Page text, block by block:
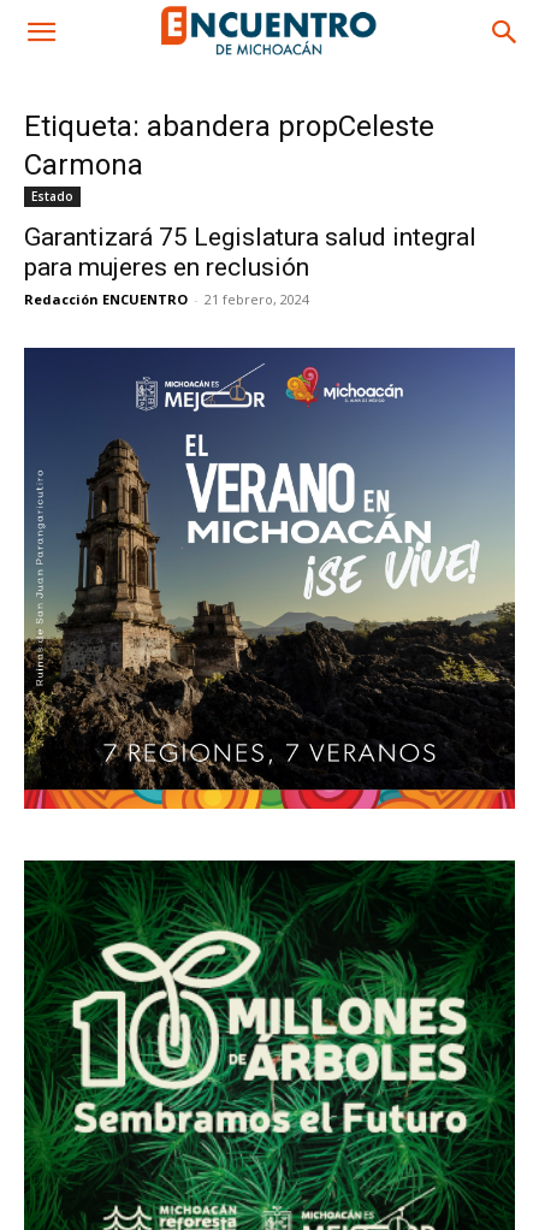
Etiqueta: abandera propCeleste
Carmona
Estado
Garantizará 75 Legislatura salud integral
para mujeres en reclusión
Redacción ENCUENTRO - 21 febrero, 2024